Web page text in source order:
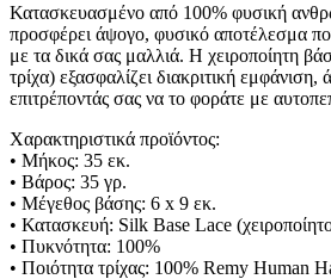
Κατασκευασμένο από 100% φυσική
προσφέρει άψογο, φυσικό αποτέλεσμα
με τα δικά σας μαλλιά. Η χειροποίητη
τρίχα) εξασφαλίζει διακριτική εμφάνιση,
επιτρέποντάς σας να το φοράτε με
Χαρακτηριστικά προϊόντος:
• Μήκος: 35 εκ.
• Βάρος: 35 γρ.
• Μέγεθος βάσης: 6 x 9 εκ.
• Κατασκευή: Silk Base Lace (χειροποίητο
• Πυκνότητα: 100%
• Ποιότητα τρίχας: 100% Remy Human